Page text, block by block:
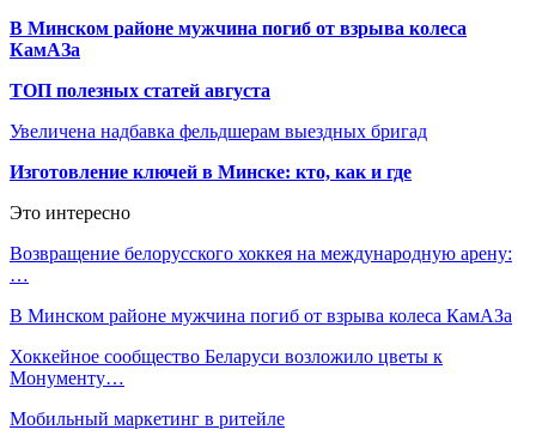
В Минском районе мужчина погиб от взрыва колеса
КамАЗа
ТОП полезных статей августа
Увеличена надбавка фельдшерам выездных бригад
Изготовление ключей в Минске: кто, как и где
Это интересно
Возвращение белорусского хоккея на международную арену:
…
В Минском районе мужчина погиб от взрыва колеса КамАЗа
Хоккейное сообщество Беларуси возложило цветы к
Монументу…
Мобильный маркетинг в ритейле